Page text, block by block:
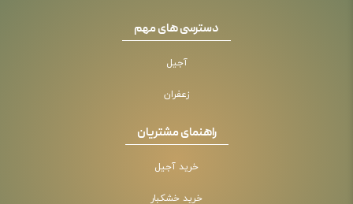
دسترسی های مهم
آجیل
زعفران
راهنمای مشتریان
خرید آجیل
خرید خشکبار